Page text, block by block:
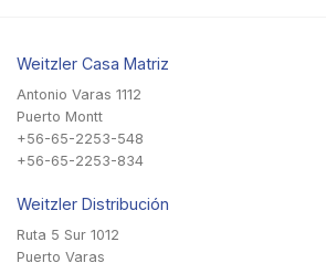
Weitzler Casa Matriz
Antonio Varas 1112
Puerto Montt
+56-65-2253-548
+56-65-2253-834
Weitzler Distribución
Ruta 5 Sur 1012
Puerto Varas